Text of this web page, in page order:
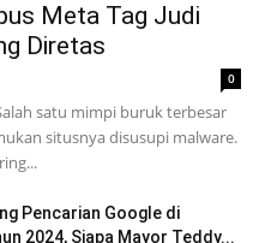
Meta Tag Judi
Diretas
0
satu mimpi buruk terbesar
situsnya disusupi malware.
Pencarian Google di
2024, Siapa Mayor Teddy...